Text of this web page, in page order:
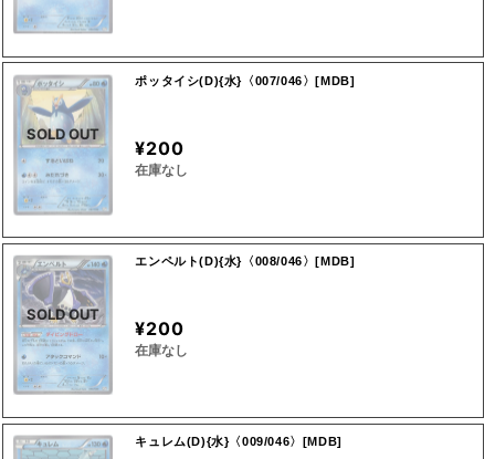
SOLD OUT
ポッタイシ(D){水}〈007/046〉[MDB]
¥200
在庫なし
SOLD OUT
エンペルト(D){水}〈008/046〉[MDB]
¥200
在庫なし
キュレム(D){水}〈009/046〉[MDB]